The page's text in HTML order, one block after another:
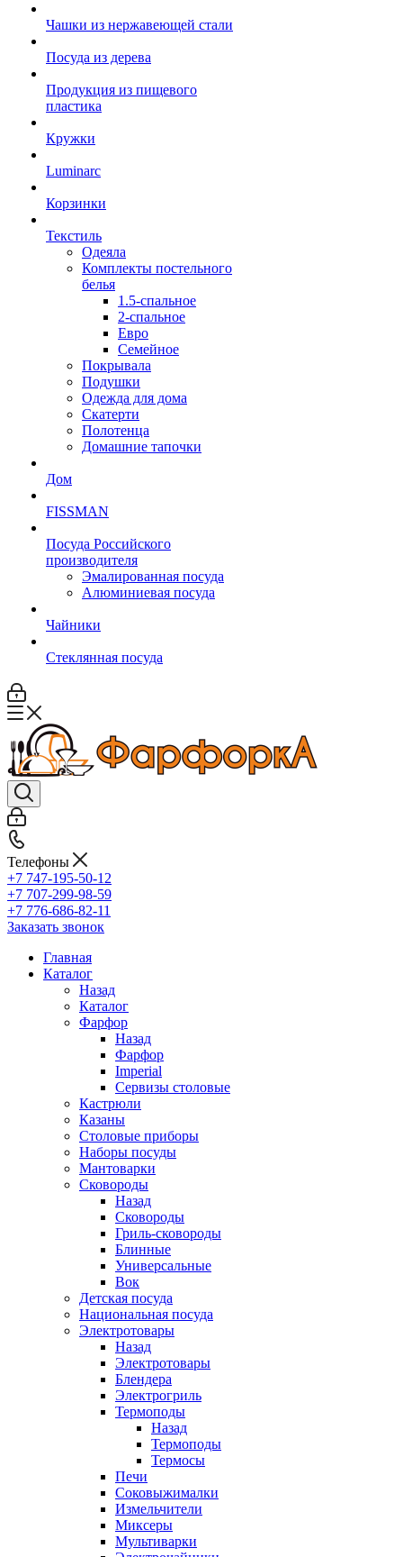
Чашки из нержавеющей стали
Посуда из дерева
Продукция из пищевого
пластика
Кружки
Luminarc
Корзинки
Текстиль
Одеяла
Комплекты постельного
белья
1.5-спальное
2-спальное
Евро
Семейное
Покрывала
Подушки
Одежда для дома
Скатерти
Полотенца
Домашние тапочки
Дом
FISSMAN
Посуда Российского
производителя
Эмалированная посуда
Алюминиевая посуда
Чайники
Стеклянная посуда
Телефоны
+7 747-195-50-12
+7 707-299-98-59
+7 776-686-82-11
Заказать звонок
Главная
Каталог
Назад
Каталог
Фарфор
Назад
Фарфор
Imperial
Сервизы столовые
Кастрюли
Казаны
Столовые приборы
Наборы посуды
Мантоварки
Сковороды
Назад
Сковороды
Гриль-сковороды
Блинные
Универсальные
Вок
Детская посуда
Национальная посуда
Электротовары
Назад
Электротовары
Блендера
Электрогриль
Термоподы
Назад
Термоподы
Термосы
Печи
Соковыжималки
Измельчители
Миксеры
Мультиварки